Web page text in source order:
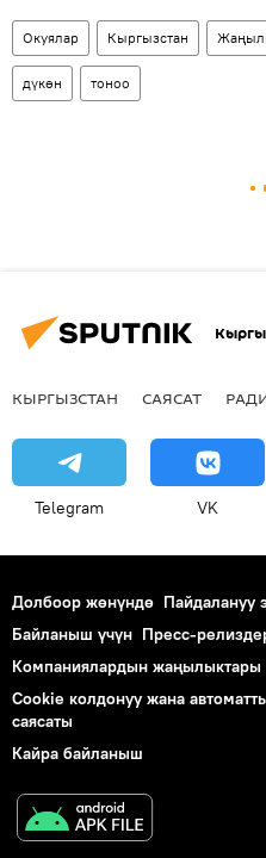
Окуялар Кыргызстан
дүкөн тоноо
КЫРГЫЗСТАН САЯСАТ
Telegram VK
Долбоор жөнүндө Пайдалануу
Байланыш үчүн Пресс-
Компаниялардын жаңылыктары
Cookie колдонуу жана
саясаты
Кайра байланыш